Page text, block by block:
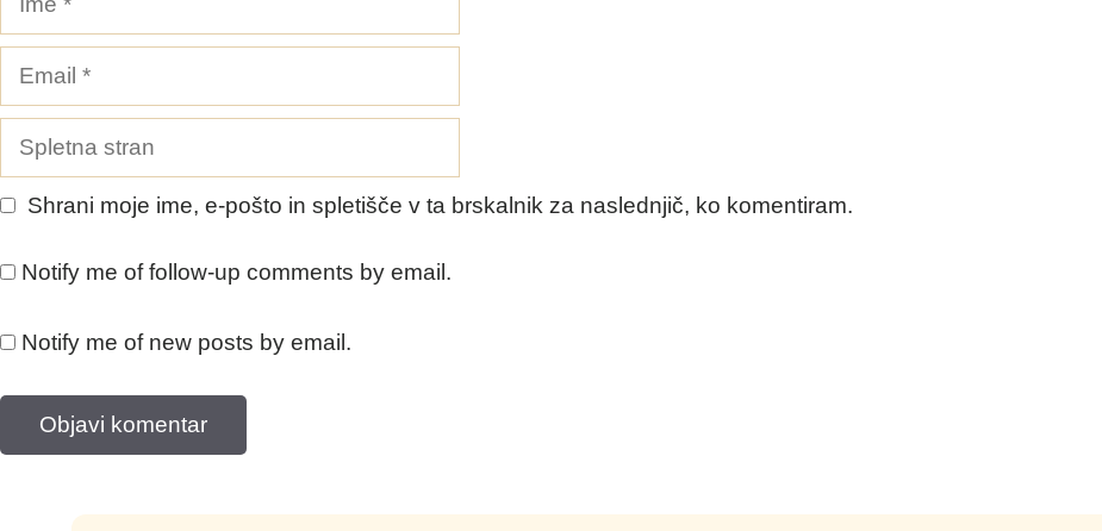
Spletna
stran
Shrani moje ime, e-pošto in spletišče v ta brskalnik za naslednjič, ko komentiram.
Notify me of follow-up comments by email.
Notify me of new posts by email.